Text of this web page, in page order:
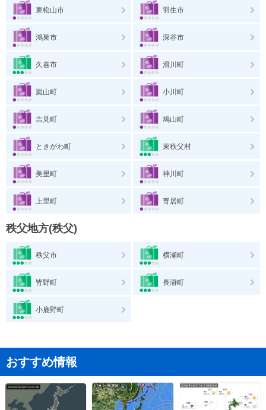
東松山市 羽生市
鴻巣市 深谷市
久喜市 滑川町
嵐山町 小川町
吉見町 鳩山町
ときがわ町 東秩父村
美里町 神川町
上里町 寄居町
秩父地方(秩父)
秩父市 横瀬町
皆野町 長瀞町
小鹿野町
おすすめ情報